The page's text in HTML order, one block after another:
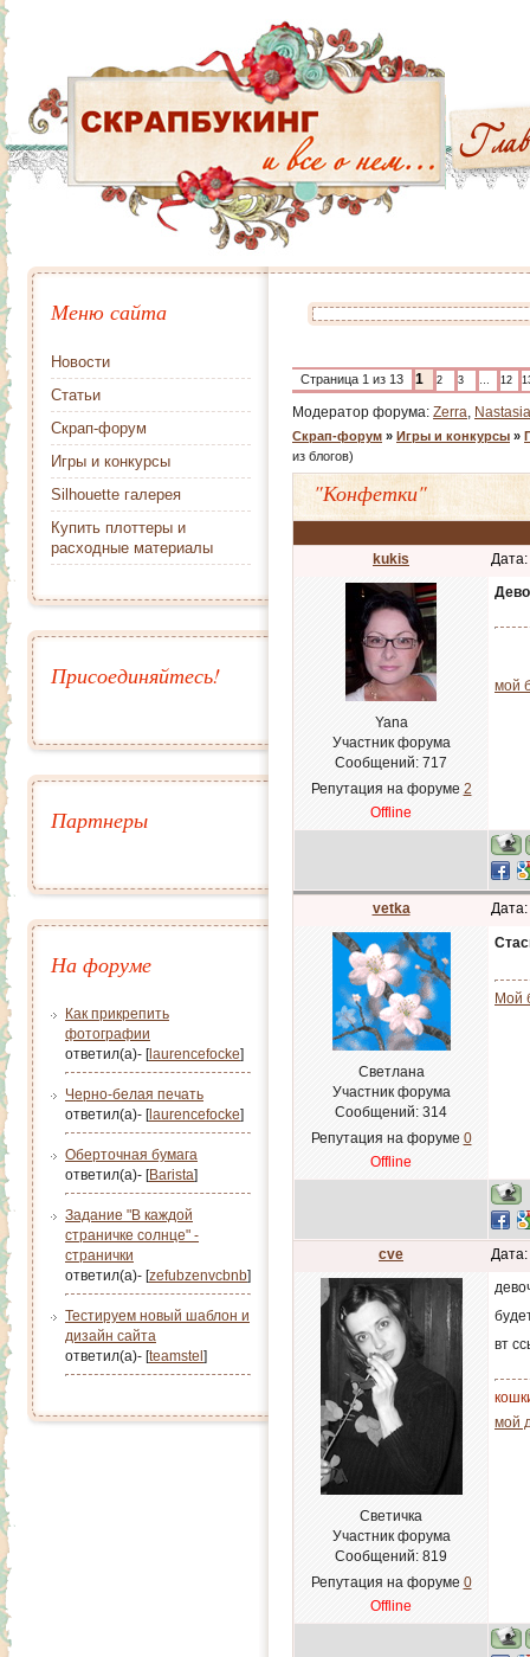
Меню сайта
Новости
Статьи
Скрап-форум
Игры и конкурсы
Silhouette галерея
Купить плоттеры и
расходные материалы
Присоединяйтесь!
Партнеры
На форуме
Как прикрепить
фотографии
ответил(а)- [laurencefocke]
Черно-белая печать
ответил(а)- [laurencefocke]
Оберточная бумага
ответил(а)- [Barista]
Задание "В каждой
страничке солнце" -
странички
ответил(а)- [zefubzenvcbnb]
Тестируем новый шаблон и
дизайн сайта
ответил(а)- [teamstel ]
Страница 1 из 13 1 2 3 … 12
Модератор форума: Zerra, Nastasia
Скрап-форум » Игры и конкурсы »
из блогов)
"Конфетки"
kukis
Yana
Участник форума
Сообщений: 717
Репутация на форуме 2
Offline
мой
vetka
Светлана
Участник форума
Сообщений: 314
Репутация на форуме 0
Offline
Мой
cve
Светичка
Участник форума
Сообщений: 819
Репутация на форуме 0
Offline
вт
мой